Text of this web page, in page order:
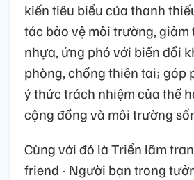
kiến tiêu biểu của thanh
tác bảo vệ môi trường, giảm
nhựa, ứng phó với biến đổi
phòng, chống thiên tai; góp
ý thức trách nhiệm của thế
cộng đồng và môi trường
Cùng với đó là Triển lãm
friend - Người bạn trong